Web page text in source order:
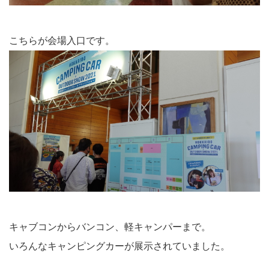
こちらが会場入口です。
キャブコンからバンコン、軽キャンパーまで。
いろんなキャンピングカーが展示されていました。